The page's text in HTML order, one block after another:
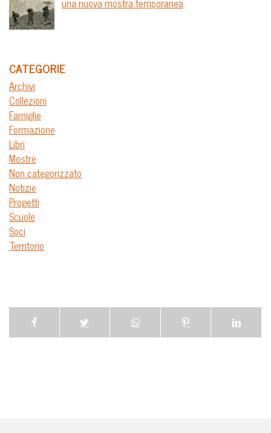
CATEGORIE
Archivi
Collezioni
Famiglie
Formazione
Libri
Mostre
Non categorizzato
Notizie
Progetti
Scuole
Soci
Territorio